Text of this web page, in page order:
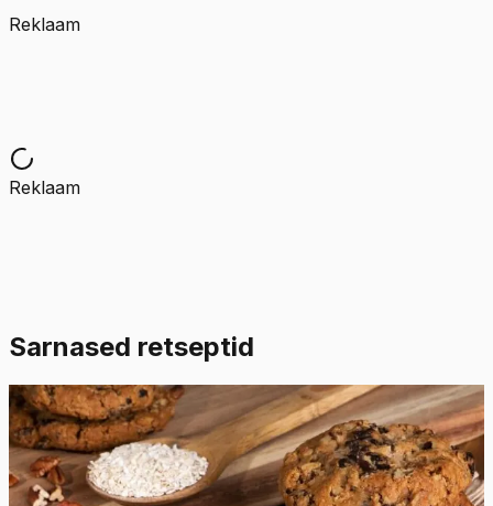
Reklaam
Reklaam
Sarnased retseptid
Keskmine 4.8Hinnang:
Pehmed kaerahelbeküpsised
šokolaaditükkidega